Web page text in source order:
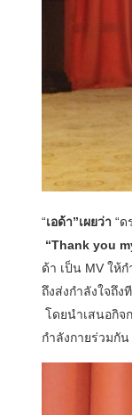
“เอด้า”เผยว่า “
“Thank you
ด้า เป็น MV ให้
ถึงส่งกำลังใจถึ
โดยนำเสนอกิจ
กำลังกายร่วมกั